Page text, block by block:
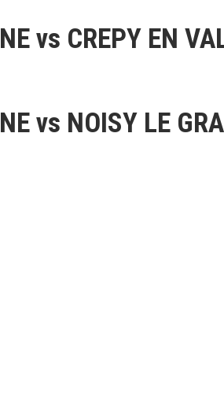
vs CREPY EN
vs NOISY LE